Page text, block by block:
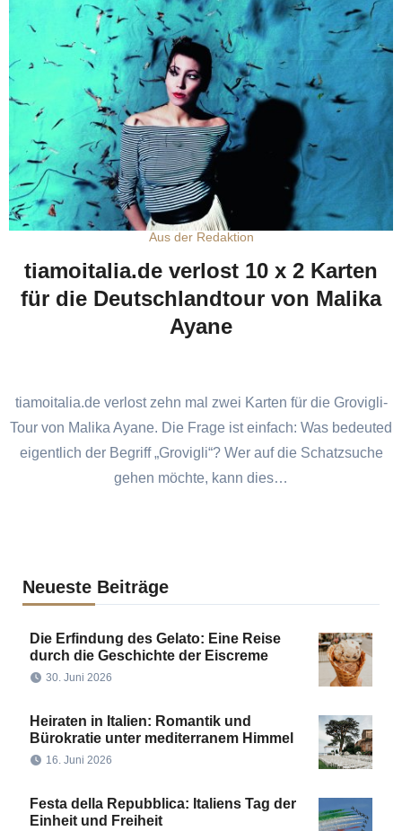
Aus der Redaktion
tiamoitalia.de verlost 10 x 2 Karten
für die Deutschlandtour von Malika
Ayane
tiamoitalia.de verlost zehn mal zwei Karten für die Grovigli-
Tour von Malika Ayane. Die Frage ist einfach: Was bedeuted
eigentlich der Begriff „Grovigli“? Wer auf die Schatzsuche
gehen möchte, kann dies…
Neueste Beiträge
Die Erfindung des Gelato: Eine Reise
durch die Geschichte der Eiscreme
30. Juni 2026
Heiraten in Italien: Romantik und
Bürokratie unter mediterranem Himmel
16. Juni 2026
Festa della Repubblica: Italiens Tag der
Einheit und Freiheit